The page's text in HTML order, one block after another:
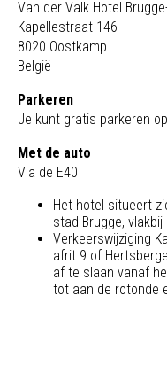
Van der Valk Hotel
Kapellestraat 146
8020 Oostkamp
België
Parkeren
Je kunt gratis parkeren
Met de auto
Via de E40
Het hotel situeert
stad Brugge,
Verkeerswijziging
afrit 9 of
af te slaan vanaf
tot aan de rotonde